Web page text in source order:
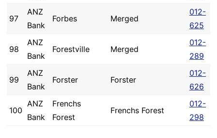
97
ANZ
Bank
Forbes Merged
012-
625
98
ANZ
Bank
Forestville Merged
012-
289
99
ANZ
Bank
Forster Forster
012-
626
100
ANZ
Bank
Frenchs
Forest
Frenchs Forest
012-
298